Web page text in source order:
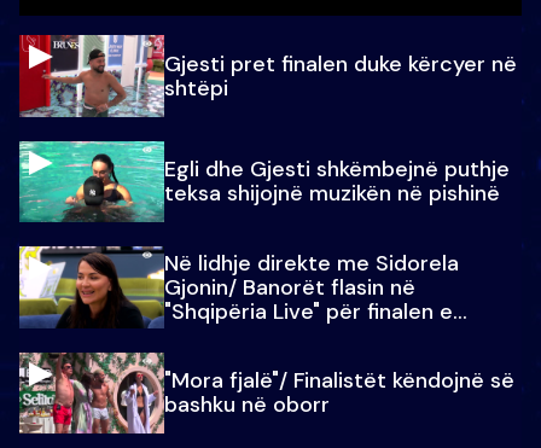
Gjesti pret finalen duke kërcyer në
shtëpi
Egli dhe Gjesti shkëmbejnë puthje
teksa shijojnë muzikën në pishinë
Në lidhje direkte me Sidorela
Gjonin/ Banorët flasin në
"Shqipëria Live" për finalen e
"Mora fjalë"/ Finalistët këndojnë së
bashku në oborr